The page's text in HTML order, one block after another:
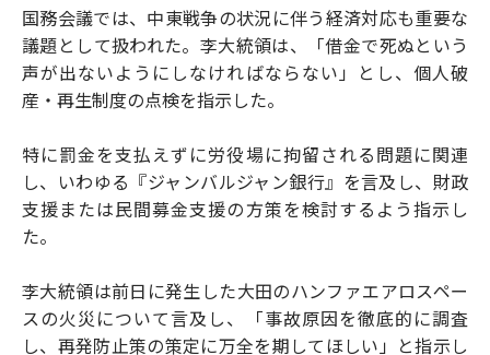
国務会議では、中東戦争の状況に伴う経済対応も重要な
議題として扱われた。李大統領は、「借金で死ぬという
声が出ないようにしなければならない」とし、個人破
産・再生制度の点検を指示した。
特に罰金を支払えずに労役場に拘留される問題に関連
し、いわゆる『ジャンバルジャン銀行』を言及し、財政
支援または民間募金支援の方策を検討するよう指示し
た。
李大統領は前日に発生した大田のハンファエアロスペー
スの火災について言及し、「事故原因を徹底的に調査
し、再発防止策の策定に万全を期してほしい」と指示し